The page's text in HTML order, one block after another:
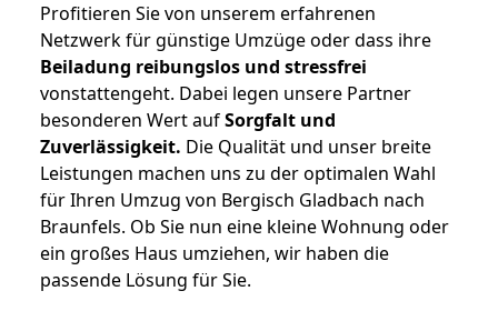
Profitieren Sie von unserem erfahrenen
Netzwerk für günstige Umzüge oder dass ihre
Beiladung reibungslos und stressfrei
vonstattengeht. Dabei legen unsere Partner
besonderen Wert aufSorgfalt und
Zuverlässigkeit. Die Qualität und unser breite
Leistungen machen uns zu der optimalen Wahl
für Ihren Umzug von Bergisch Gladbach nach
Braunfels. Ob Sie nun eine kleine Wohnung oder
ein großes Haus umziehen, wir haben die
passende Lösung für Sie.